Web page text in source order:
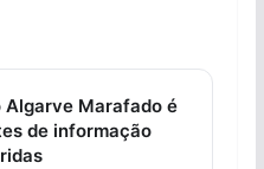
Algarve Marafado é
de informação